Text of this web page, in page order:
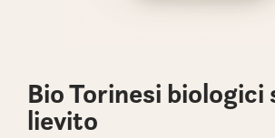
Bio Torinesi biologici
lievito